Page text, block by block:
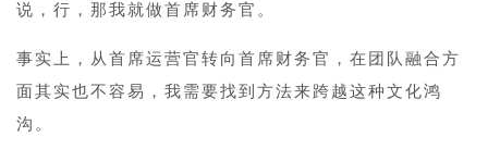
说，行，那我就做首席财务官。
事实上，从首席运营官转向首席财务官，在团队融合方
面其实也不容易，我需要找到方法来跨越这种文化鸿
沟。